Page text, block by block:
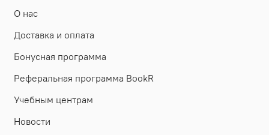
О нас
Доставка и оплата
Бонусная программа
Реферальная программа BookR
Учебным центрам
Новости